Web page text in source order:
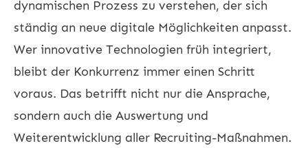
dynamischen Prozess zu verstehen, der sich
ständig an neue digitale Möglichkeiten anpasst.
Wer innovative Technologien früh integriert,
bleibt der Konkurrenz immer einen Schritt
voraus. Das betrifft nicht nur die Ansprache,
sondern auch die Auswertung und
Weiterentwicklung aller Recruiting-Maßnahmen.